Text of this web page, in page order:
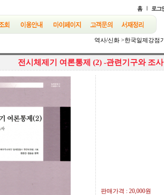
역사/신화 >한국일제강점기
전시체제기 여론통제 (2) -관련기구와 조사
판매가격 : 20,000원